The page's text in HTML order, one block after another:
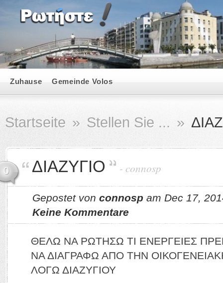
Zuhause Gemeinde Volos
Startseite » Stellen Sie ... »
0 ΔΙΑΖΥΓΙΟ - connosp
Gepostet von connosp am Dec 17,
Keine Kommentare
ΘΕΛΩ ΝΑ ΡΩΤΗΣΩ ΤΙ ΕΝΕΡΓΕΙΕΣ
ΝΑ ΔΙΑΓΡΑΦΩ ΑΠΟ ΤΗΝ
ΛΟΓΩ ΔΙΑΖΥΓΙΟΥ